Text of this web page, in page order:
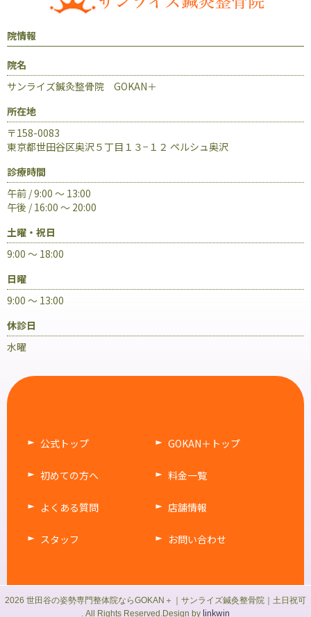
院情報
院名
サンライズ鍼灸整骨院 GOKAN＋
所在地
〒158-0083
東京都世田谷区奥沢５丁目１３−１２ ペルシュ奥沢
診療時間
午前 / 9:00 ～ 13:00
午後 / 16:00 ～ 20:00
土曜・祝日
9:00 ～ 18:00
日曜
9:00 ～ 13:00
休診日
水曜
公式トップ GOKAN＋トップ
初めての方へ 料金一覧
よくある質問 店舗情報
スタッフ お問い合わせ
2026 世田谷の姿勢専門整体院ならGOKAN＋｜サンライズ鍼灸整骨院｜土日祝可
. All Rights Reserved.Design by linkwin